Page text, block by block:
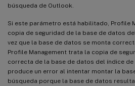
búsqueda de Outlook.
Si este parámetro está habilitado, Profile
copia de seguridad de la base de datos
vez que la base de datos se monta
Profile Management trata la copia de
correcta de la base de datos del índice de
produce un error al intentar montar la
búsqueda porque la base de datos